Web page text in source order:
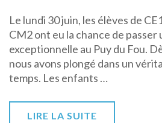
Le lundi 30 juin, les élèves de
CM2 ont eu la chance de passer
exceptionnelle au Puy du Fou.
nous avons plongé dans un
temps. Les enfants …
LIRE LA SUITE